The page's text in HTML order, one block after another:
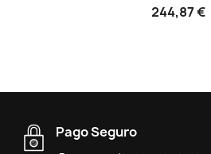
244,87 €
Pago Seguro